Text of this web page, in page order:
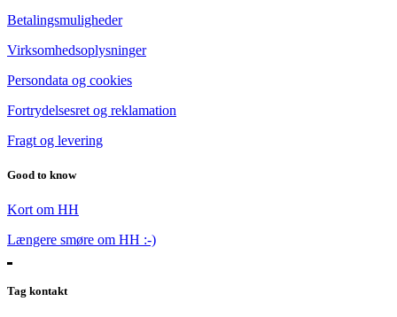
Betalingsmuligheder
Virksomhedsoplysninger
Persondata og cookies
Fortrydelsesret og reklamation
Fragt og levering
Good to know
Kort om HH
Længere smøre om HH :-)
Tag kontakt